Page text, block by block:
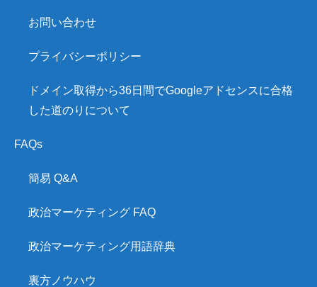
お問い合わせ
プライバシーポリシー
ドメイン取得から36日間でGoogleアドセンスに合格
した道のりについて
FAQs
簡易 Q&A
政治マーケティング FAQ
政治マーケティング用語辞典
裏方ノウハウ